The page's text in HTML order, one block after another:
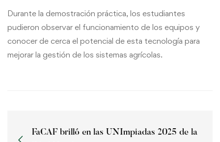
Durante la demostración práctica, los estudiantes
pudieron observar el funcionamiento de los equipos y
conocer de cerca el potencial de esta tecnología para
mejorar la gestión de los sistemas agrícolas.
FaCAF brilló en las UNImpiadas 2025 de la